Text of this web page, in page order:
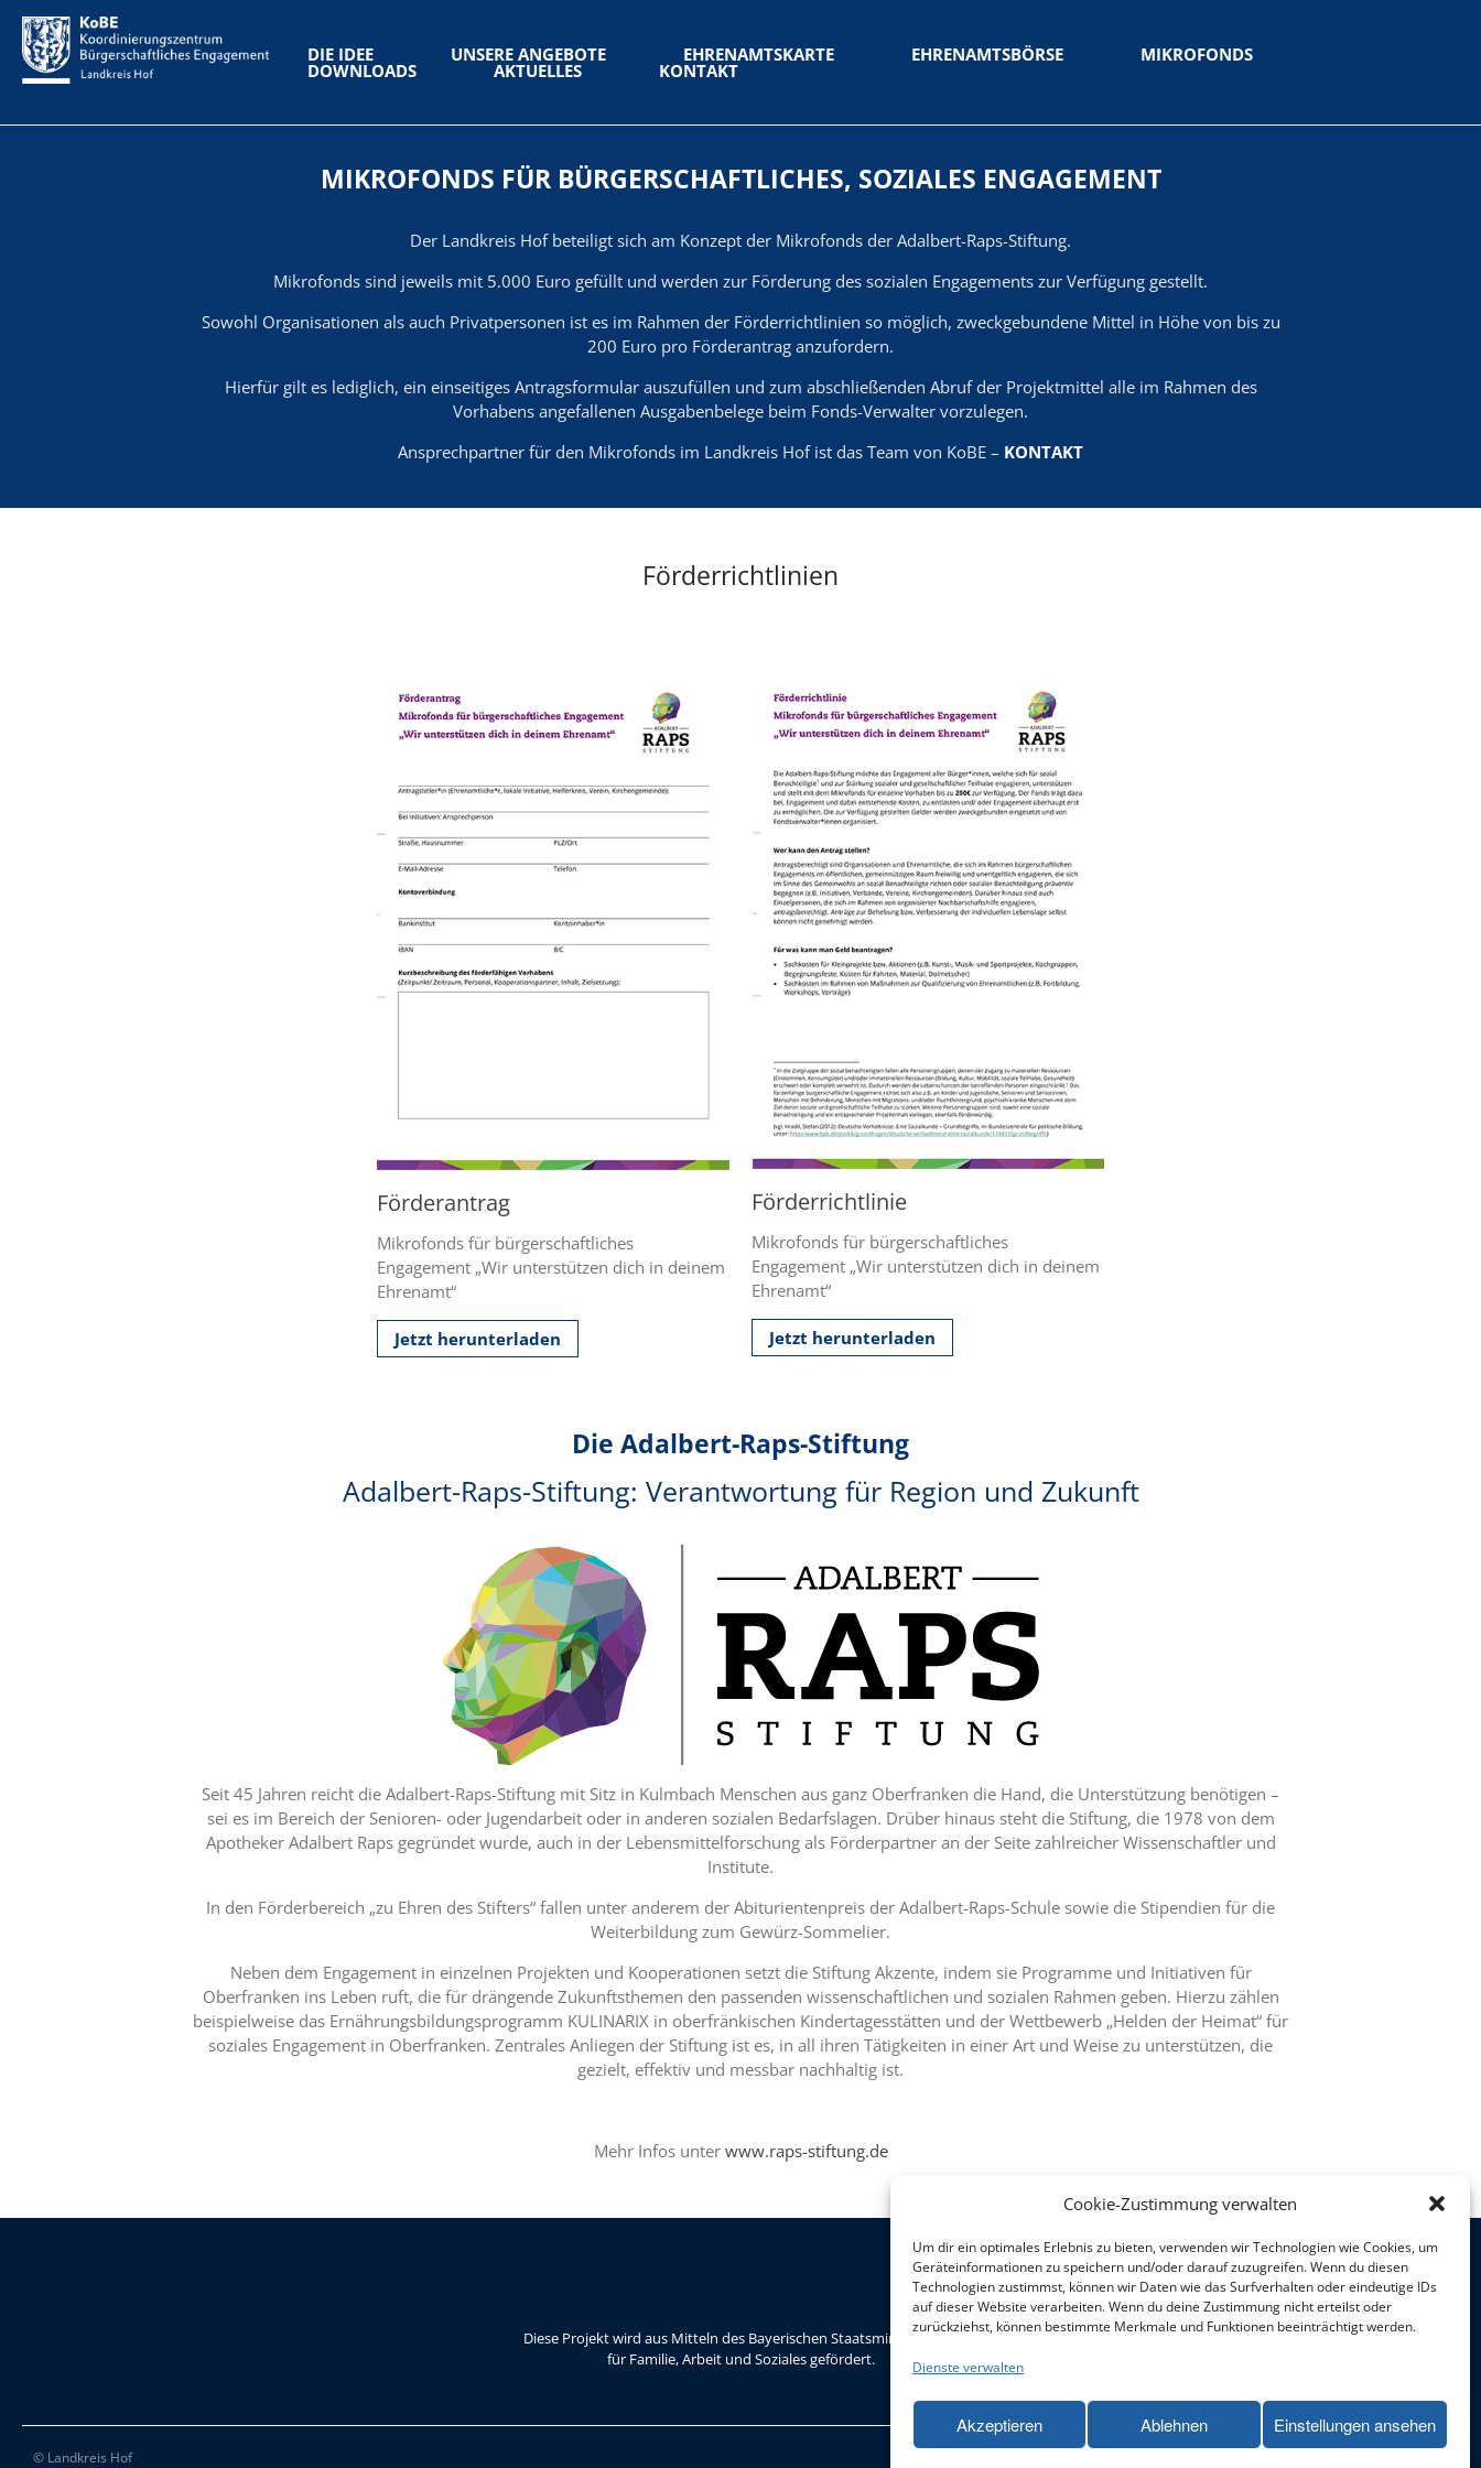
Cookie-Zustimmung verwalten
Um dir ein optimales Erlebnis zu bieten, verwenden wir Technologien wie Cookies, um
Geräteinformationen zu speichern und/oder darauf zuzugreifen. Wenn du diesen
Technologien zustimmst, können wir Daten wie das Surfverhalten oder eindeutige IDs
auf dieser Website verarbeiten. Wenn du deine Zustimmung nicht erteilst oder
zurückziehst, können bestimmte Merkmale und Funktionen beeinträchtigt werden.
Dienste verwalten
Akzeptieren Ablehnen Einstellungen ansehen
Ehrenamtskarte
DIE IDEE UNSERE ANGEBOTE EHRENAMTSKARTE EHRENAMTSBÖRSE MIKROFONDS
DOWNLOADS AKTUELLES KONTAKT
MIKROFONDS FÜR BÜRGERSCHAFTLICHES, SOZIALES ENGAGEMENT
Der Landkreis Hof beteiligt sich am Konzept der Mikrofonds der Adalbert-Raps-Stiftung.
Mikrofonds sind jeweils mit 5.000 Euro gefüllt und werden zur Förderung des sozialen Engagements zur Verfügung gestellt.
Sowohl Organisationen als auch Privatpersonen ist es im Rahmen der Förderrichtlinien so möglich, zweckgebundene Mittel in Höhe von bis zu
200 Euro pro Förderantrag anzufordern.
Hierfür gilt es lediglich, ein einseitiges Antragsformular auszufüllen und zum abschließenden Abruf der Projektmittel alle im Rahmen des
Vorhabens angefallenen Ausgabenbelege beim Fonds-Verwalter vorzulegen.
Ansprechpartner für den Mikrofonds im Landkreis Hof ist das Team von KoBE – KONTAKT
Förderrichtlinien
Förderantrag
Mikrofonds für bürgerschaftliches
Engagement „Wir unterstützen dich in deinem
Ehrenamt“
Jetzt herunterladen
Förderrichtlinie
Mikrofonds für bürgerschaftliches
Engagement „Wir unterstützen dich in deinem
Ehrenamt“
Jetzt herunterladen
Die Adalbert-Raps-Stiftung
Adalbert-Raps-Stiftung: Verantwortung für Region und Zukunft
Seit 45 Jahren reicht die Adalbert-Raps-Stiftung mit Sitz in Kulmbach Menschen aus ganz Oberfranken die Hand, die Unterstützung benötigen –
sei es im Bereich der Senioren- oder Jugendarbeit oderin anderen sozialen Bedarfslagen. Drüber hinaus steht die Stiftung, die 1978 von dem
Apotheker Adalbert Raps gegründet wurde, auch in der Lebensmittelforschung als Förderpartner an der Seite zahlreicher Wissenschaftler und
Institute.
In den Förderbereich „zu Ehren des Stifters“ fallen unter anderem der Abiturientenpreis der Adalbert-Raps-Schule sowie die Stipendien für die
Weiterbildung zum Gewürz-Sommelier.
Neben dem Engagement in einzelnen Projekten und Kooperationen setzt die Stiftung Akzente, indem sie Programme und Initiativen für
Oberfranken ins Leben ruft, die für drängende Zukunftsthemen den passenden wissenschaftlichen und sozialen Rahmen geben. Hierzu zählen
beispielweise das Ernährungsbildungsprogramm KULINARIX in oberfränkischen Kindertagesstätten und der Wettbewerb „Helden der Heimat“ für
soziales Engagement in Oberfranken. Zentrales Anliegen der Stiftung ist es, in all ihren Tätigkeiten in einer Art und Weise zu unterstützen, die
gezielt, effektiv und messbar nachhaltig ist.
Mehr Infos unter www.raps-stiftung.de
Diese Projekt wird aus Mitteln des Bayerischen Staatsministeriums
für Familie, Arbeit und Soziales gefördert.
© Landkreis Hof IMPRESSUM DATENSCHUTZ